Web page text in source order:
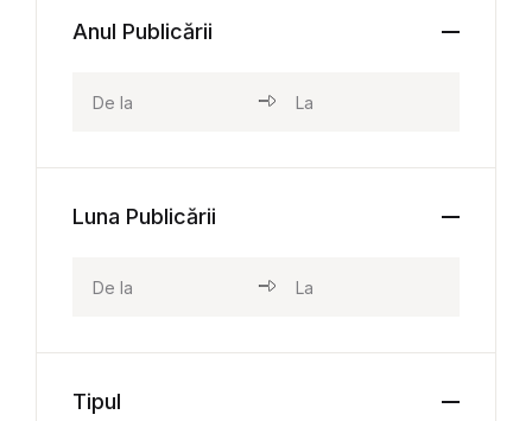
Anul Publicării
Luna Publicării
Tipul